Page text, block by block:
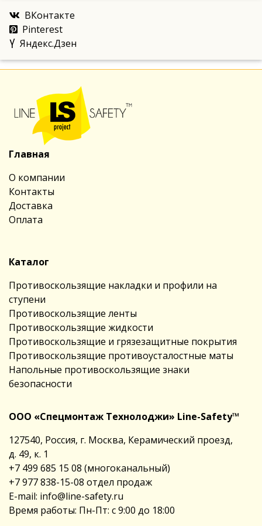
ВКонтакте
Pinterest
Яндекс.Дзен
Главная
О компании
Контакты
Доставка
Оплата
Каталог
Противоскользящие накладки и профили на
ступени
Противоскользящие ленты
Противоскользящие жидкости
Противоскользящие и грязезащитные покрытия
Противоскользящие противоусталостные маты
Напольные противоскользящие знаки
безопасности
ООО «Спецмонтаж Технолоджи» Line-Safety™
127540, Россия, г. Москва, Керамический проезд,
д. 49, к. 1
+7 499 685 15 08 (многоканальный)
+7 977 838-15-08 отдел продаж
E-mail: info@line-safety.ru
Время работы: Пн-Пт: с 9:00 до 18:00